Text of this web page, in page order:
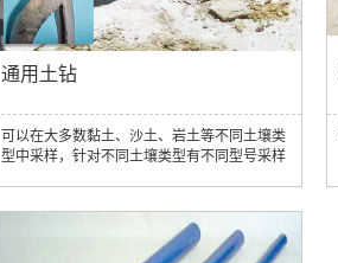
通用土钻
可以在大多数黏土、沙土、岩土等不同土壤类
型中采样，针对不同土壤类型有不同型号采样